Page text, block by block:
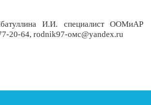
И.И. специалист ООМиАР
20-64, rodnik97-омс@yandex.ru